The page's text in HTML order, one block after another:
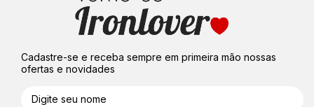
Cadastre-se e receba sempre em primeira mão nossas
ofertas e novidades